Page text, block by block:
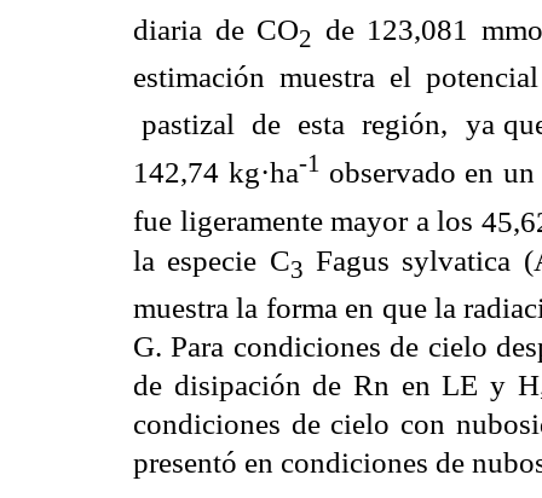
diaria de CO2 de 123,081
estimación muestra el
pastizal de esta región, ya
142,74 kg·ha-1 observado en
fue ligeramente mayor a los
la especie C3 Fagus sylvatica
muestra la forma en que la
G. Para condiciones de cielo
de disipación de Rn en LE y
condiciones de cielo con
presentó en condiciones de